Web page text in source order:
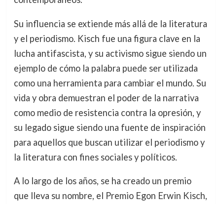
Su influencia se extiende más allá de la literatura
y el periodismo. Kisch fue una figura clave en la
lucha antifascista, y su activismo sigue siendo un
ejemplo de cómo la palabra puede ser utilizada
como una herramienta para cambiar el mundo. Su
vida y obra demuestran el poder de la narrativa
como medio de resistencia contra la opresión, y
su legado sigue siendo una fuente de inspiración
para aquellos que buscan utilizar el periodismo y
la literatura con fines sociales y políticos.
A lo largo de los años, se ha creado un premio
que lleva su nombre, el Premio Egon Erwin Kisch,